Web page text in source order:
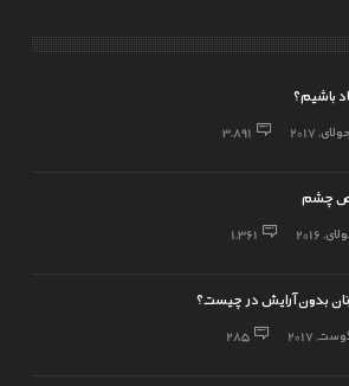
باشیم؟
3,891
چشم
1,361
زنان بدون آرایش در چیست؟
285